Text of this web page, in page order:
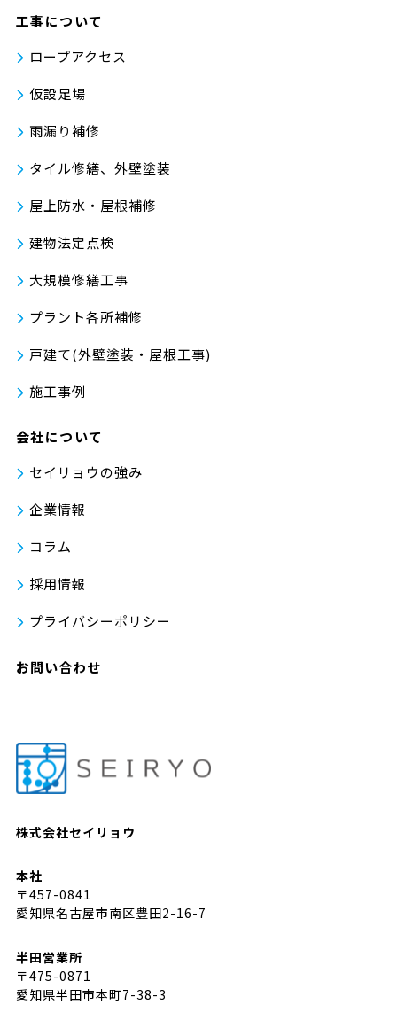
株式会社セイリョウ
本社
〒457-0841
愛知県名古屋市南区豊田2-16-7
半田営業所
〒475-0871
愛知県半田市本町7-38-3
工事について
ロープアクセス
仮設足場
雨漏り補修
タイル修繕、外壁塗装
屋上防水・屋根補修
建物法定点検
大規模修繕工事
プラント各所補修
戸建て(外壁塗装・屋根工事)
施工事例
会社について
セイリョウの強み
企業情報
コラム
採用情報
プライバシーポリシー
お問い合わせ